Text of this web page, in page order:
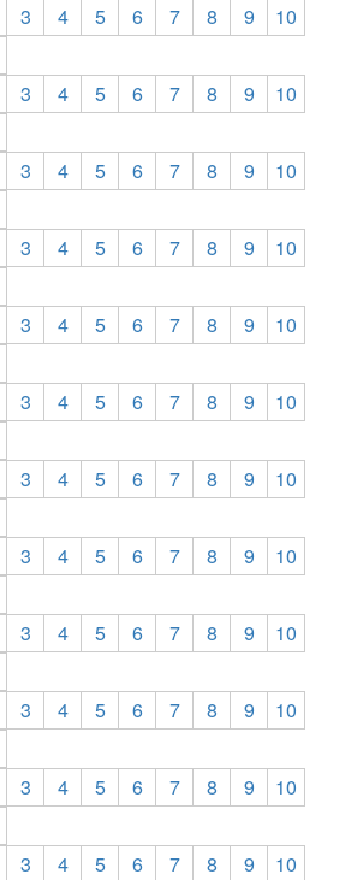
3 4 5 6 7 8 9
10
3 4 5 6 7 8 9
10
3 4 5 6 7 8 9
10
3 4 5 6 7 8 9
10
3 4 5 6 7 8 9
10
3 4 5 6 7 8 9
10
3 4 5 6 7 8 9
10
3 4 5 6 7 8 9
10
3 4 5 6 7 8 9
10
3 4 5 6 7 8 9
10
3 4 5 6 7 8 9
10
3 4 5 6 7 8 9
10